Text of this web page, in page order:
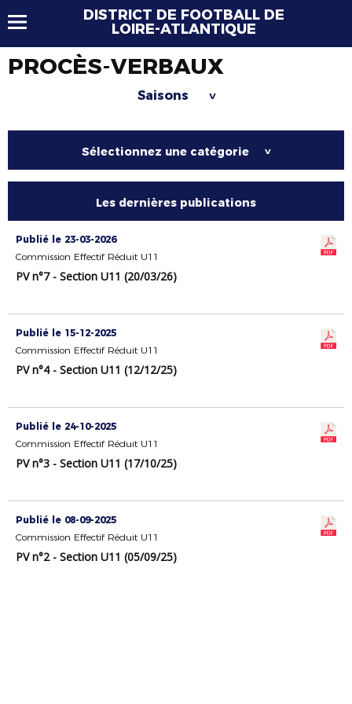
DISTRICT DE FOOTBALL DE
LOIRE-ATLANTIQUE
PROCÈS-VERBAUX
Saisons >
Sélectionnez une catégorie >
Les dernières publications
Publié le 23-03-2026
Commission Effectif Réduit U11
PV n°7 - Section U11 (20/03/26)
Publié le 15-12-2025
Commission Effectif Réduit U11
PV n°4 - Section U11 (12/12/25)
Publié le 24-10-2025
Commission Effectif Réduit U11
PV n°3 - Section U11 (17/10/25)
Publié le 08-09-2025
Commission Effectif Réduit U11
PV n°2 - Section U11 (05/09/25)